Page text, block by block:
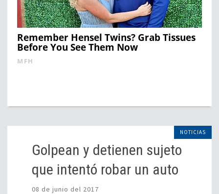
Remember Hensel Twins? Grab Tissues
Before You See Them Now
MFH
NOTICIAS
Golpean y detienen sujeto
que intentó robar un auto
08 de junio del 2017